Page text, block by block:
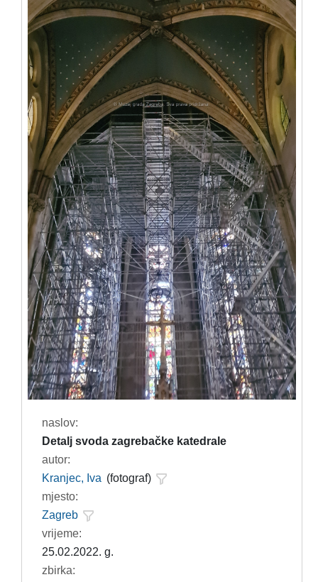
naslov:
Detalj svoda zagrebačke katedrale
autor:
Kranjec, Iva (fotograf)
mjesto:
Zagreb
vrijeme:
25.02.2022. g.
zbirka: